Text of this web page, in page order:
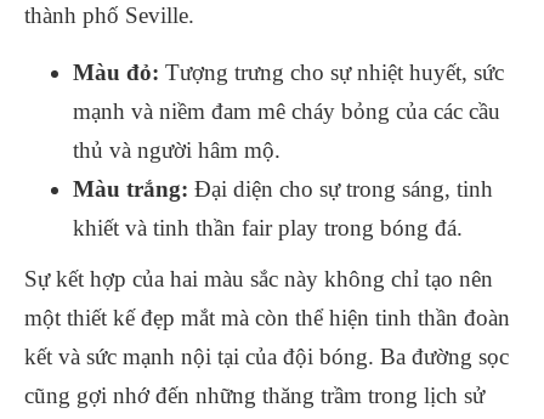
thành phố Seville.
Màu đỏ: Tượng trưng cho sự nhiệt huyết, sức
mạnh và niềm đam mê cháy bỏng của các cầu
thủ và người hâm mộ.
Màu trắng: Đại diện cho sự trong sáng, tinh
khiết và tinh thần fair play trong bóng đá.
Sự kết hợp của hai màu sắc này không chỉ tạo nên
một thiết kế đẹp mắt mà còn thể hiện tinh thần đoàn
kết và sức mạnh nội tại của đội bóng. Ba đường sọc
cũng gợi nhớ đến những thăng trầm trong lịch sử